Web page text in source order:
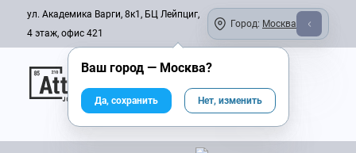
ул. Академика Варги, 8к1, БЦ Лейпциг,
4 этаж, офис 421
Город: Москва
Онлайн-журнал
Ваш город — Москва?
Да, сохранить Нет, изменить